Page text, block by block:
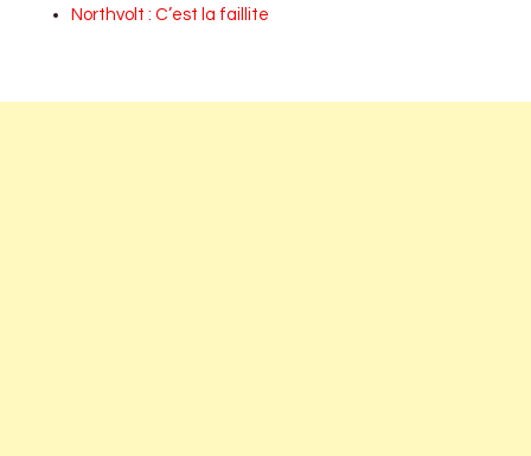
Northvolt : C’est la faillite